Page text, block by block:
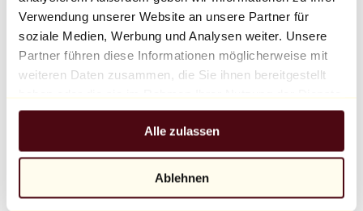
Verwendung unserer Website an unsere Partner für
soziale Medien, Werbung und Analysen weiter. Unsere
Partner führen diese Informationen möglicherweise mit
weiteren Daten zusammen, die Sie ihnen bereitgestellt
gesammelt haben.
Alle zulassen
Ablehnen
Balloon Dog (Orange)
Jeff Koons
10.000 €
Entdecken
Alle Bildhauer
Alle Fotografen